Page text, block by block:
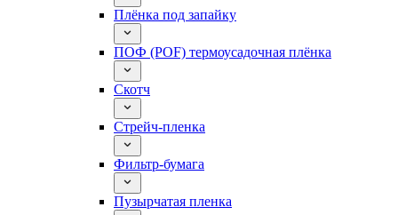
Плёнка под запайку
ПОФ (POF) термоусадочная плёнка
Скотч
Стрейч-пленка
Фильтр-бумага
Пузырчатая пленка